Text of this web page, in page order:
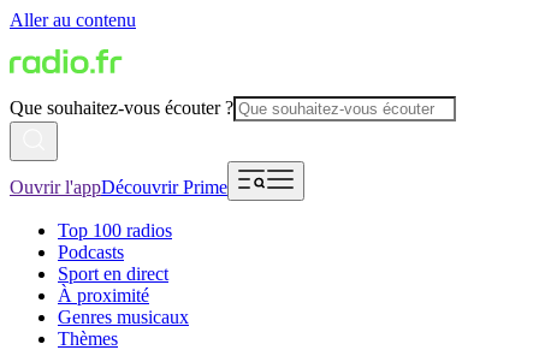
Aller au contenu
Que souhaitez-vous écouter ?
Ouvrir l'appDécouvrir Prime
Top 100 radios
Podcasts
Sport en direct
À proximité
Genres musicaux
Thèmes